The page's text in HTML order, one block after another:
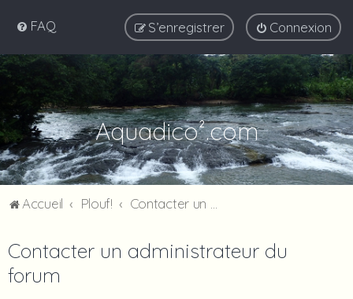
FAQ Connexion
S’enregistrer
Aquadico².com
Accueil Plouf!
Contacter un administrateur du
forum